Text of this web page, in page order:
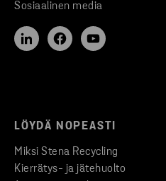
Sosiaalinen media
LÖYDÄ NOPEASTI
Miksi Stena Recycling
Kierrätys- ja jätehuolto